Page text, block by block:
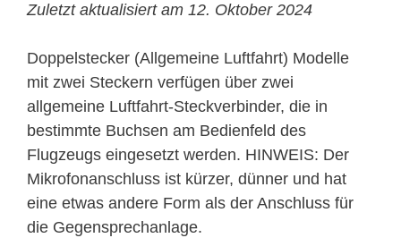
Zuletzt aktualisiert am 12. Oktober 2024
Doppelstecker (Allgemeine Luftfahrt) Modelle
mit zwei Steckern verfügen über zwei
allgemeine Luftfahrt-Steckverbinder, die in
bestimmte Buchsen am Bedienfeld des
Flugzeugs eingesetzt werden. HINWEIS: Der
Mikrofonanschluss ist kürzer, dünner und hat
eine etwas andere Form als der Anschluss für
die Gegensprechanlage.